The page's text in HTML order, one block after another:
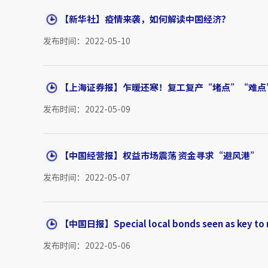
【新华社】疫情来袭，如何解读中国经济?
发布时间：2022-05-10
【上海证券报】乍暖还寒！复工复产“堵点”“难
发布时间：2022-05-09
【中国经营报】权益市场震荡 资金寻求“避风港”
发布时间：2022-05-07
【中国日报】Special local bonds seen as key
发布时间：2022-05-06